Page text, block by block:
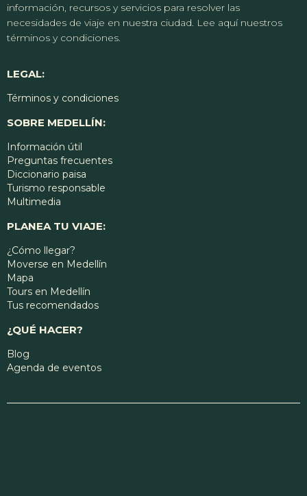
información, recursos y servicios para resolver las
necesidades de viaje en nuestra ciudad. Lee aquí nuestros
términos y condiciones.
LEGAL:
Términos y condiciones
SOBRE MEDELLÍN:
Información útil
Preguntas frecuentes
Diccionario paisa
Turismo responsable
Multimedia
PLANEA TU VIAJE:
¿Cómo llegar?
Moverse en Medellín
Mapa
Tours en Medellín
Tus recomendados
¿QUÉ HACER?
Blog
Agenda de eventos